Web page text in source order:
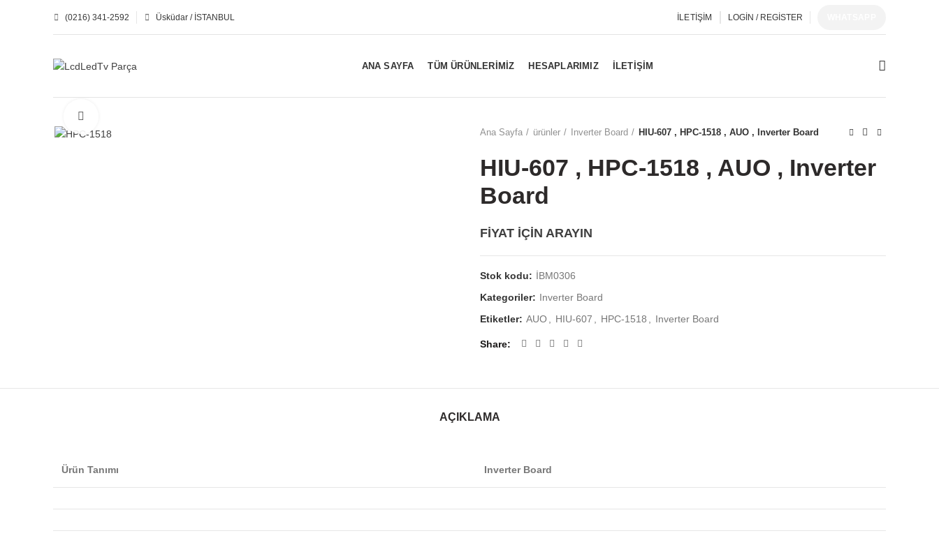
(0216) 341-2592 Üsküdar / İSTANBUL İLETIŞIM LOGIN / REGISTER
ANA SAYFA TÜM ÜRÜNLERIMIZ HESAPLARIMIZ İLETIŞIM
Ana Sayfa
ürünler Inverter Board HIU-607 , HPC-1518 , AUO , Inverter Board
HIU-607 , HPC-1518 , AUO , Inverter
Board
FİYAT İÇİN ARAYIN
Stok kodu: İBM0306
Kategoriler: Inverter Board
Etiketler: AUO HIU-607 HPC-1518 Inverter Board
Share
AÇIKLAMA
Ürün Tanımı Inverter Board